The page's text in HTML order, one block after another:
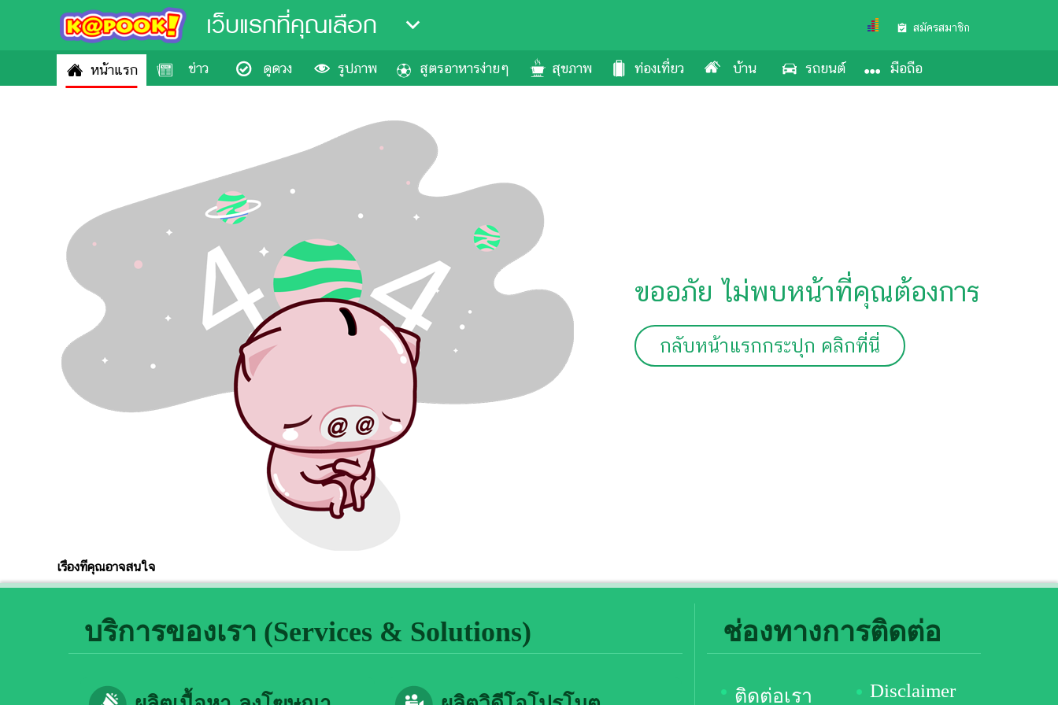
เว็บแรกที่คุณเลือก สมัครสมาชิก
หน้าแรก ข่าว ดูดวง รูปภาพ สูตรอาหารง่ายๆ สุขภาพ ท่องเที่ยว บ้าน รถยนต์ มือถือ
ขออภัย ไม่พบหน้าที่คุณต้องการ
กลับหน้าแรกกระปุก คลิกที่นี่
เรื่องที่คุณอาจสนใจ
บริการของเรา (Services & Solutions) ช่องทางการติดต่อ
ติดต่อเรา Disclaimer